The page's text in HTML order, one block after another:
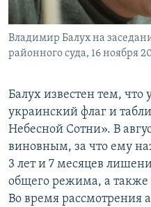
Владимир Балух на
районного суда, 16 ноября
Балух известен тем, что
украинский флаг и
Небесной Сотни». В
виновным, за что ему
3 лет и 7 месяцев
общего режима, а также
Во время рассмотрения